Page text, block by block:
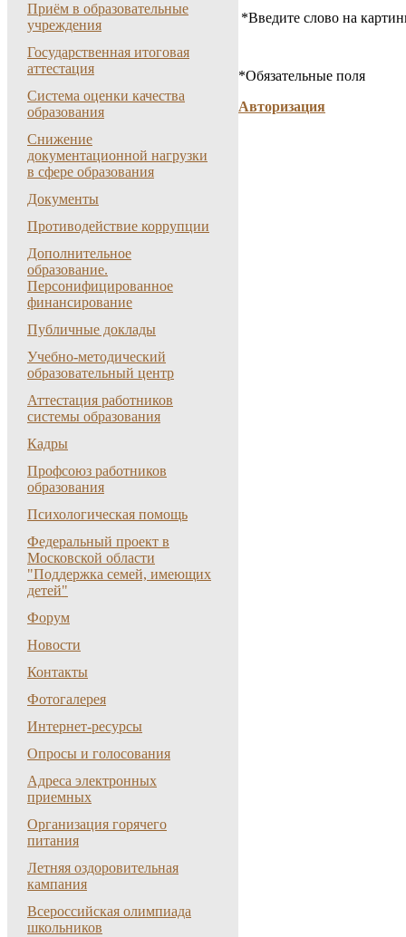
Приём в образовательные
учреждения
Государственная итоговая
аттестация
Система оценки качества
образования
Снижение
документационной нагрузки
в сфере образования
Документы
Противодействие коррупции
Дополнительное
образование.
Персонифицированное
финансирование
Публичные доклады
Учебно-методический
образовательный центр
Аттестация работников
системы образования
Кадры
Профсоюз работников
образования
Психологическая помощь
Федеральный проект в
Московской области
"Поддержка семей, имеющих
детей"
Форум
Новости
Контакты
Фотогалерея
Интернет-ресурсы
Опросы и голосования
Адреса электронных
приемных
Организация горячего
питания
Летняя оздоровительная
кампания
Всероссийская олимпиада
школьников
*Введите слово на
*Обязательные поля
Авторизация